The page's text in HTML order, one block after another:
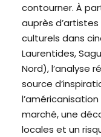
contourner. À
auprès
culturels dans
Laurentides,
Nord), l’analyse
source
marché, une
locales et un